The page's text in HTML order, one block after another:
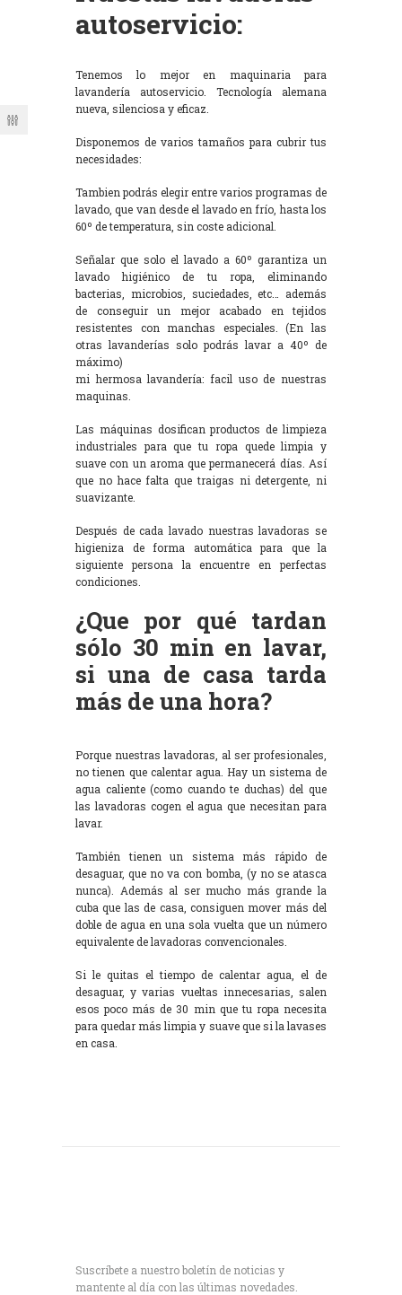
autoservicio:
Tenemos lo mejor en maquinaria para
lavandería autoservicio. Tecnología alemana
nueva, silenciosa y eficaz.
Disponemos de varios tamaños para cubrir tus
necesidades:
Tambien podrás elegir entre varios programas de
lavado, que van desde el lavado en frío, hasta los
60º de temperatura, sin coste adicional.
Señalar que solo el lavado a 60º garantiza un
lavado higiénico de tu ropa, eliminando
bacterias, microbios, suciedades, etc… además
de conseguir un mejor acabado en tejidos
resistentes con manchas especiales. (En las
otras lavanderías solo podrás lavar a 40º de
máximo)
mi hermosa lavandería: facil uso de nuestras
maquinas.
Las máquinas dosifican productos de limpieza
industriales para que tu ropa quede limpia y
suave con un aroma que permanecerá días. Así
que no hace falta que traigas ni detergente, ni
suavizante.
Después de cada lavado nuestras lavadoras se
higieniza de forma automática para que la
siguiente persona la encuentre en perfectas
condiciones.
¿Que por qué tardan
sólo 30 min en lavar,
si una de casa tarda
más de una hora?
Porque nuestras lavadoras, al ser profesionales,
no tienen que calentar agua. Hay un sistema de
agua caliente (como cuando te duchas) del que
las lavadoras cogen el agua que necesitan para
lavar.
También tienen un sistema más rápido de
desaguar, que no va con bomba, (y no se atasca
nunca). Además al ser mucho más grande la
cuba que las de casa, consiguen mover más del
doble de agua en una sola vuelta que un número
equivalente de lavadoras convencionales.
Si le quitas el tiempo de calentar agua, el de
desaguar, y varias vueltas innecesarias, salen
esos poco más de 30 min que tu ropa necesita
para quedar más limpia y suave que si la lavases
en casa.
Suscríbete a nuestro boletín de noticias y
mantente al día con las últimas novedades.